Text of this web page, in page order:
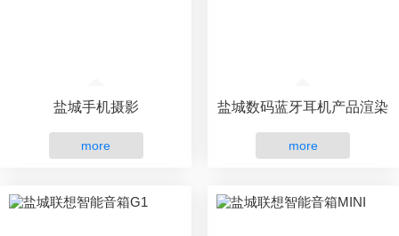
盐城手机摄影
more
盐城数码蓝牙耳机产品渲染
more